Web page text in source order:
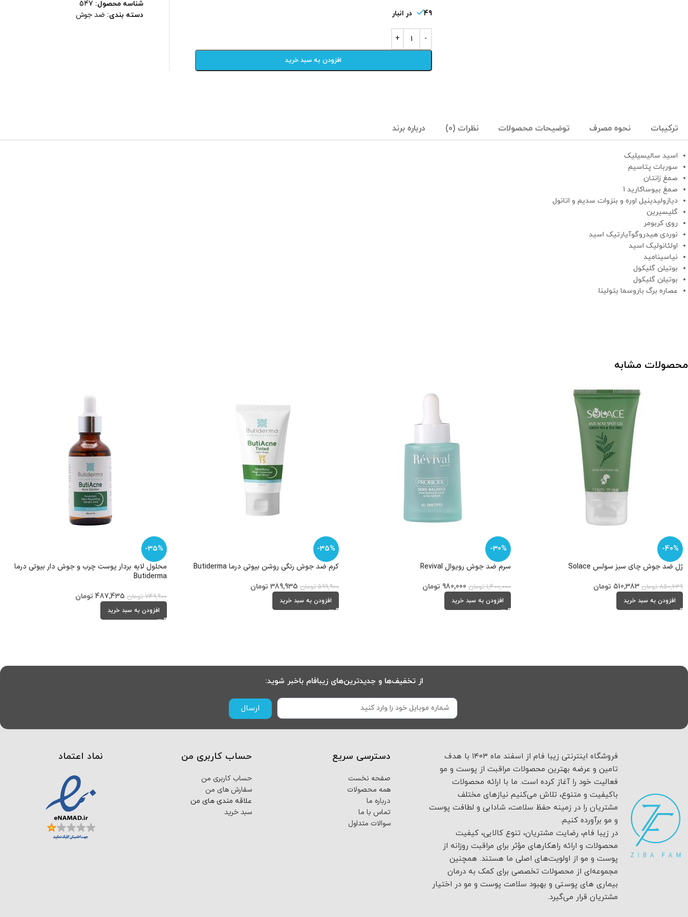
49 در انبار
افزودن به سبد خرید
شناسه محصول: 547
دسته بندی: ضد جوش
ترکیبات نحوه مصرف توضیحات محصولات نظرات (0) درباره برند
اسید سالیسیلیک
سوربات پتاسیم
صمغ زانتان
صمغ بیوساکارید 1
دیازولیدینیل اوره و بنزوات سدیم و اتانول
گلیسیرین
روی کربومر
نوردی هیدروگوآیارتیک اسید
اولئانولیک اسید
نیاسینامید
بوتیلن گلیکول
بوتیلن گلیکول
عصاره برگ باروسما بتولینا.
محصولات مشابه
-40%
ژل ضد جوش چای سبز سولس Solace
850,639 تومان 510,383 تومان
افزودن به سبد خرید
-30%
سرم ضد جوش رویوال Revival
1,400,000 تومان 980,000 تومان
افزودن به سبد خرید
-35%
کرم ضد جوش رنگی روشن بیوتی درما Butiderma
599,900 تومان 389,935 تومان
افزودن به سبد خرید
-35%
محلول لایه بردار پوست چرب و جوش دار بیوتی درما
Butiderma
749,900 تومان 487,435 تومان
افزودن به سبد خرید
از تخفیف‌ها و جدیدترین‌های زیبافام باخبر شوید:
ارسال
فروشگاه اینترنتی زیبا فام از اسفند ماه ۱۴۰۳ با هدف
تامین و عرضه بهترین محصولات مراقبت از پوست و مو
فعالیت خود را آغاز کرده است. ما با ارائه محصولات
باکیفیت و متنوع، تلاش می‌کنیم نیازهای مختلف
مشتریان را در زمینه حفظ سلامت، شادابی و لطافت پوست
و مو برآورده کنیم.
در زیبا فام، رضایت مشتریان، تنوع کالایی، کیفیت
محصولات و ارائه راهکارهای مؤثر برای مراقبت روزانه از
پوست و مو از اولویت‌های اصلی ما هستند. همچنین
مجموعه‌ای از محصولات تخصصی برای کمک به درمان
بیماری های پوستی و بهبود سلامت پوست و مو در اختیار
مشتریان قرار می‌گیرد.
دسترسی سریع
صفحه نخست
همه محصولات
درباره ما
تماس با ما
سوالات متداول
حساب کاربری من
حساب کاربری من
سفارش های من
علاقه مندی های من
سبد خرید
نماد اعتماد